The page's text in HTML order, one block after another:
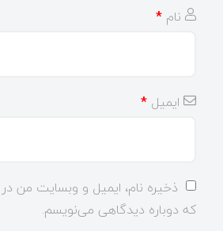
نام *
ایمیل *
ذخیره نام، ایمیل و وبسایت من در
که دوباره دیدگاهی می‌نویسم.